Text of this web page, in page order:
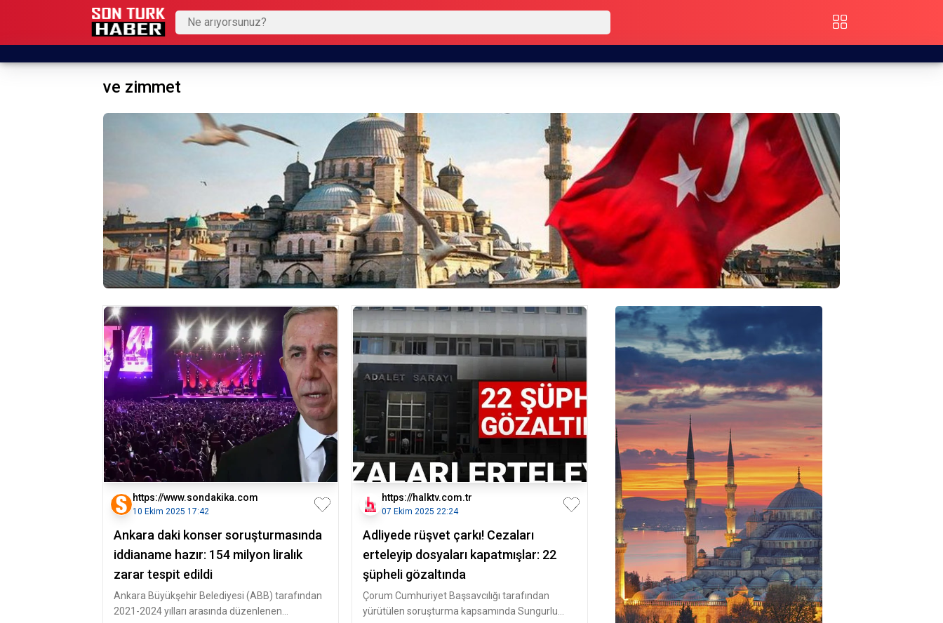
ve zimmet
https://www.sondakika.com
10 Ekim 2025 17:42
Ankara daki konser soruşturmasında
iddianame hazır: 154 milyon liralık
zarar tespit edildi
Ankara Büyükşehir Belediyesi (ABB) tarafından
2021-2024 yılları arasında düzenlenen
https://halktv.com.tr
07 Ekim 2025 22:24
Adliyede rüşvet çarkı! Cezaları
erteleyip dosyaları kapatmışlar: 22
şüpheli gözaltında
Çorum Cumhuriyet Başsavcılığı tarafından
yürütülen soruşturma kapsamında Sungurlu